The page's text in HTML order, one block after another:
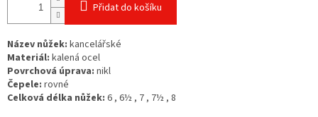
Přidat do košíku
Název nůžek: kancelářské
Materiál: kalená ocel
Povrchová úprava: nikl
Čepele: rovné
Celková délka nůžek: 6 , 6½ , 7 , 7½ , 8